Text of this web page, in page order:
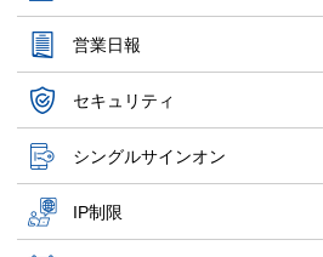
営業日報
セキュリティ
シングルサインオン
IP制限